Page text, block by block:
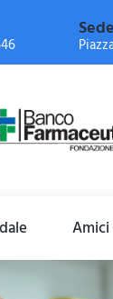
Sede
Amici